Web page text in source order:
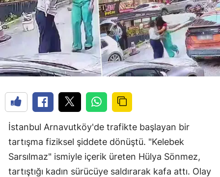
İstanbul Arnavutköy'de trafikte başlayan bir
tartışma fiziksel şiddete dönüştü. "Kelebek
Sarsılmaz" ismiyle içerik üreten Hülya Sönmez,
tartıştığı kadın sürücüye saldırarak kafa attı. Olay